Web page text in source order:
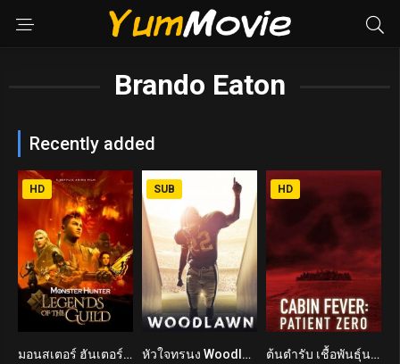
Brando Eaton
Recently added
5.5
HD
มอนสเตอร์ ฮันเตอร์: ตำนานสมาคมนักล่า Monster Hunter: Legends of the Guild (2021) 6.5
SUB
หัวใจทรนง Woodlawn (2015) 4.4
HD
ต้นตำรับ เชื้อพันธุ์นรก Cabin Fever: Patient Zero (2014)